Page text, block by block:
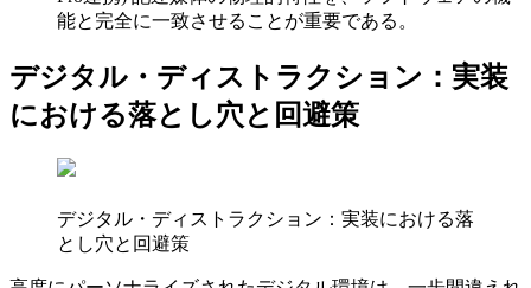
能と完全に一致させることが重要である。
デジタル・ディストラクション：実装
における落とし穴と回避策
デジタル・ディストラクション：実装における落
とし穴と回避策